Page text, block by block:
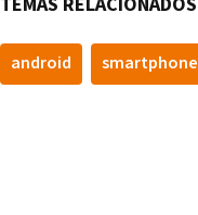
android smartphone